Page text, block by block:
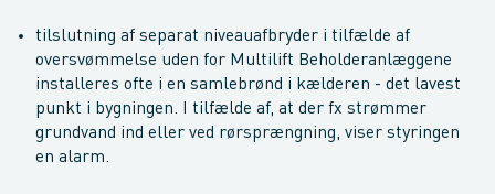
tilslutning af separat niveauafbryder i tilfælde af
oversvømmelse uden for Multilift Beholderanlæggene
installeres ofte i en samlebrønd i kælderen - det lavest
punkt i bygningen. I tilfælde af, at der fx strømmer
grundvand ind eller ved rørsprængning, viser styringen
en alarm.